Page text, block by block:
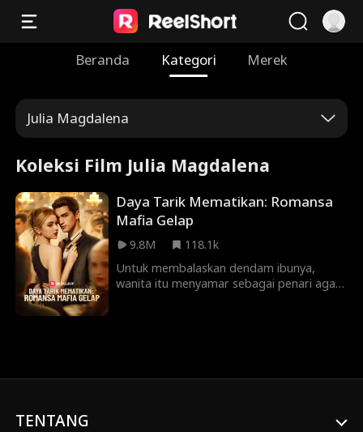
Beranda Kategori Merek
Julia Magdalena
Koleksi Film Julia Magdalena
Daya Tarik Mematikan: Romansa
Mafia Gelap
9.8M
118.1k
Untuk membalaskan dendam ibunya,
wanita itu menyamar sebagai penari agar
asmara?
TENTANG